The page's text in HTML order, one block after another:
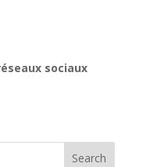
sociaux